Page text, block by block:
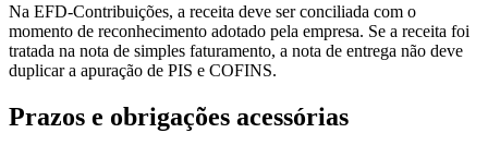
Na EFD-Contribuições, a receita deve ser conciliada com o
momento de reconhecimento adotado pela empresa. Se a receita foi
tratada na nota de simples faturamento, a nota de entrega não deve
duplicar a apuração de PIS e COFINS.
Prazos e obrigações acessórias